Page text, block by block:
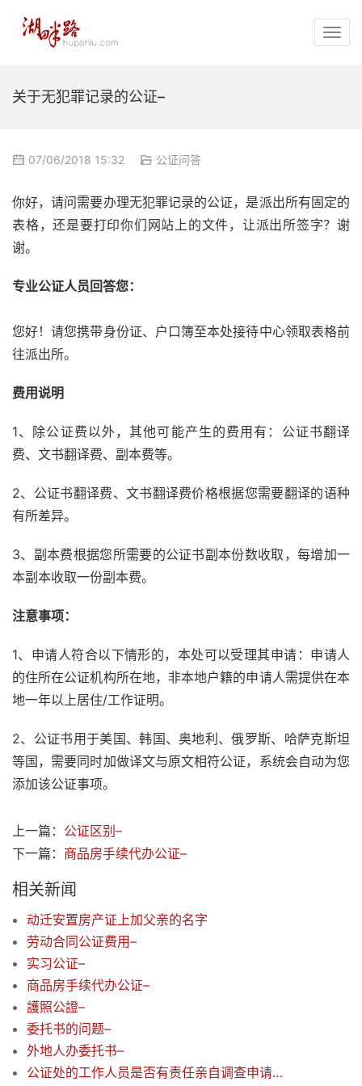
关于无犯罪记录的公证–
07/06/2018 15:32 公证问答
你好，请问需要办理无犯罪记录的公证，是派出所有固定的
表格，还是要打印你们网站上的文件，让派出所签字？谢
谢。
专业公证人员回答您：
您好！请您携带身份证、户口簿至本处接待中心领取表格前
往派出所。
费用说明
1、除公证费以外，其他可能产生的费用有：公证书翻译
费、文书翻译费、副本费等。
2、公证书翻译费、文书翻译费价格根据您需要翻译的语种
有所差异。
3、副本费根据您所需要的公证书副本份数收取，每增加一
本副本收取一份副本费。
注意事项：
1、申请人符合以下情形的，本处可以受理其申请：申请人
的住所在公证机构所在地，非本地户籍的申请人需提供在本
地一年以上居住/工作证明。
2、公证书用于美国、韩国、奥地利、俄罗斯、哈萨克斯坦
等国，需要同时加做译文与原文相符公证，系统会自动为您
添加该公证事项。
上一篇： 公证区别–
下一篇： 商品房手续代办公证–
相关新闻
动迁安置房产证上加父亲的名字
劳动合同公证费用–
实习公证–
商品房手续代办公证–
護照公證–
委托书的问题–
外地人办委托书–
公证处的工作人员是否有责任亲自调查申请公证的内容的真伪？